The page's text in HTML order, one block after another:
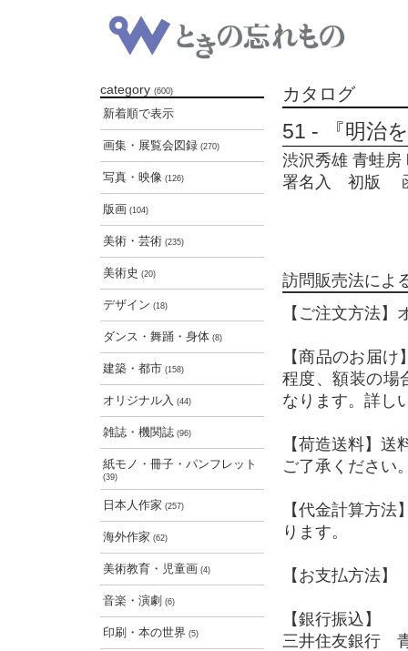
category (600)
新着順で表示
画集・展覧会図録 (270)
写真・映像 (126)
版画 (104)
美術・芸術 (235)
美術史 (20)
デザイン (18)
ダンス・舞踊・身体 (8)
建築・都市 (158)
オリジナル入 (44)
雑誌・機関誌 (96)
紙モノ・冊子・パンフレット
(39)
日本人作家 (257)
海外作家 (62)
美術教育・児童画 (4)
音楽・演劇 (6)
印刷・本の世界 (5)
カタログ
51 - 『明治
渋沢秀雄 青蛙房
署名入 初版
訪問販売法によ
【ご注文方法
【商品のお届
程度、額装の場
なります。詳し
【荷造送料】
ご了承ください
【代金計算方
ります。
【お支払方法】
【銀行振込】
三井住友銀行